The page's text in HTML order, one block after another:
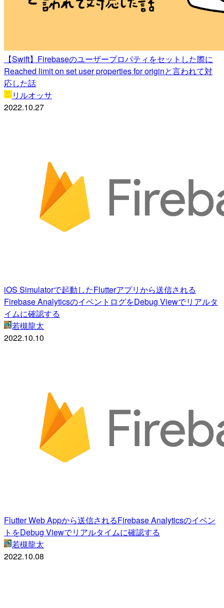
【Swift】Firebaseのユーザープロパティをセットした際に
Reached limit on set user properties for originと言われて対
応した話
リルオッサ
2022.10.27
iOS Simulatorで起動したFlutterアプリから送信される
Firebase AnalyticsのイベントログをDebug Viewでリアルタ
イムに確認する
若槻龍太
2022.10.10
Flutter Web Appから送信されるFirebase Analyticsのイベン
トをDebug Viewでリアルタイムに確認する
若槻龍太
2022.10.08